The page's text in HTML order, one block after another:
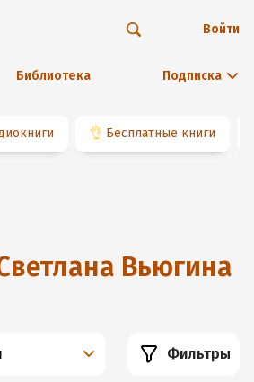
Библиотека Подписка
Войти
👌 Бесплатные книги
Вьюгина
Фильтры